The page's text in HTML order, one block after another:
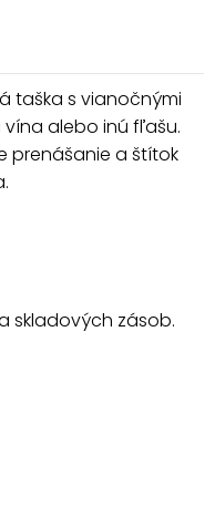
taška s vianočnými
alebo inú fľašu.
prenášanie a štítok
skladových zásob.